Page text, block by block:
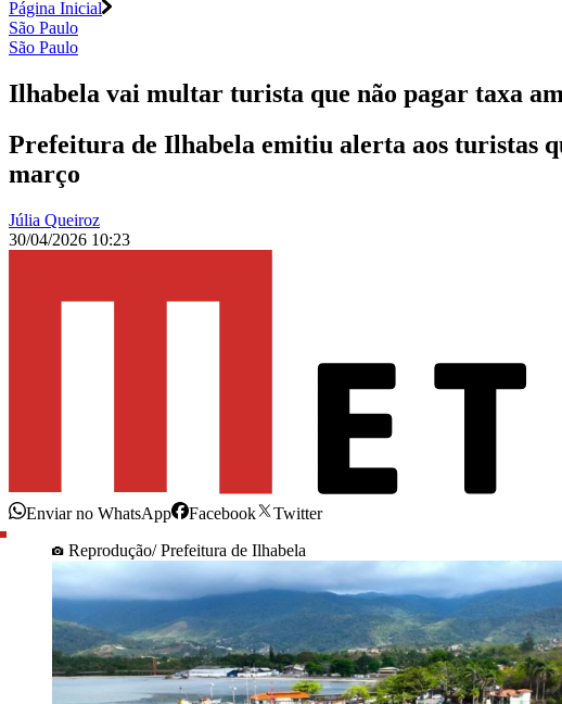
Página Inicial
São Paulo
São Paulo
Ilhabela vai multar turista que não pagar taxa
Prefeitura de Ilhabela emitiu alerta aos turistas
março
Júlia Queiroz
30/04/2026 10:23
Enviar no WhatsApp Facebook
Twitter
Reprodução/ Prefeitura de Ilhabela